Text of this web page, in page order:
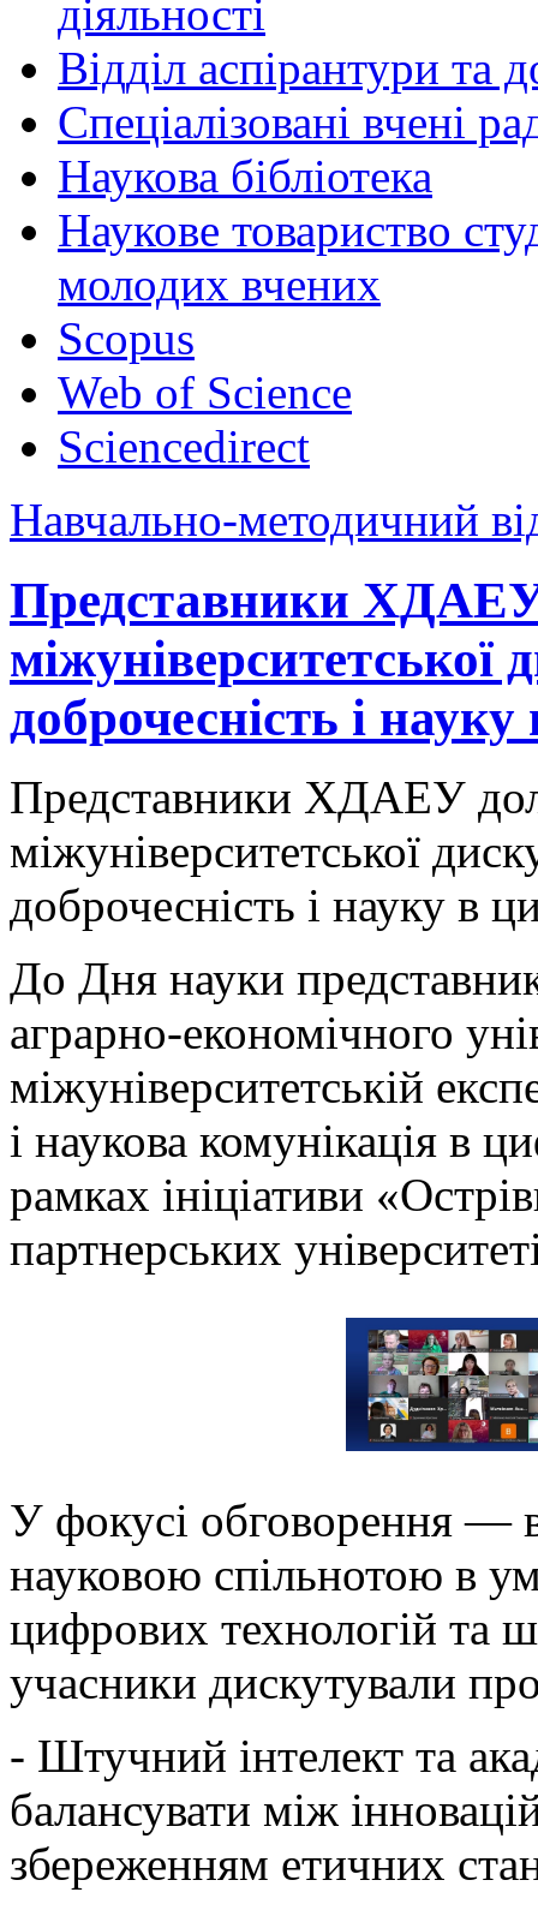
діяльності
Відділ аспірантури та
Спеціалізовані вчені
Наукова бібліотека
Наукове товариство
молодих вчених
Scopus
Web of Science
Sciencedirect
Навчально-методичний
Представники
міжуніверситетської
доброчесність і
Представники ХДАЕУ
міжуніверситетської
доброчесність і науку в
До Дня науки
аграрно-економічного
міжуніверситетській
і наукова комунікація в
рамках ініціативи
партнерських
У фокусі обговорення —
науковою спільнотою в
цифрових технологій та
учасники дискутували
- Штучний інтелект та
балансувати між
збереженням етичних